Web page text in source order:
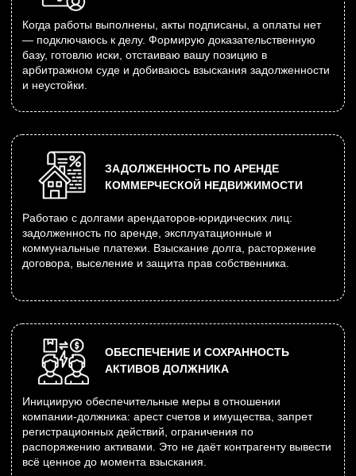
Номер дела:
Защита ответчика в обособленном споре, о
Дата окончания:
25 февраля 2025
Длительность:
Результат:
дело выйграно, сумма взысканий 0₽
ГРОМКИЕ ДЕЛА
кейсы